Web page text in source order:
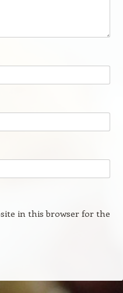
in this browser for the